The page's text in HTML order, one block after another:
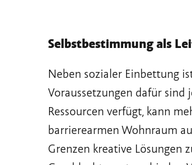
Selbstbestimmung als
Neben sozialer Einbettung
Voraussetzungen dafür sind
Ressourcen verfügt, kann
barrierearmen Wohnraum
Grenzen kreative Lösungen